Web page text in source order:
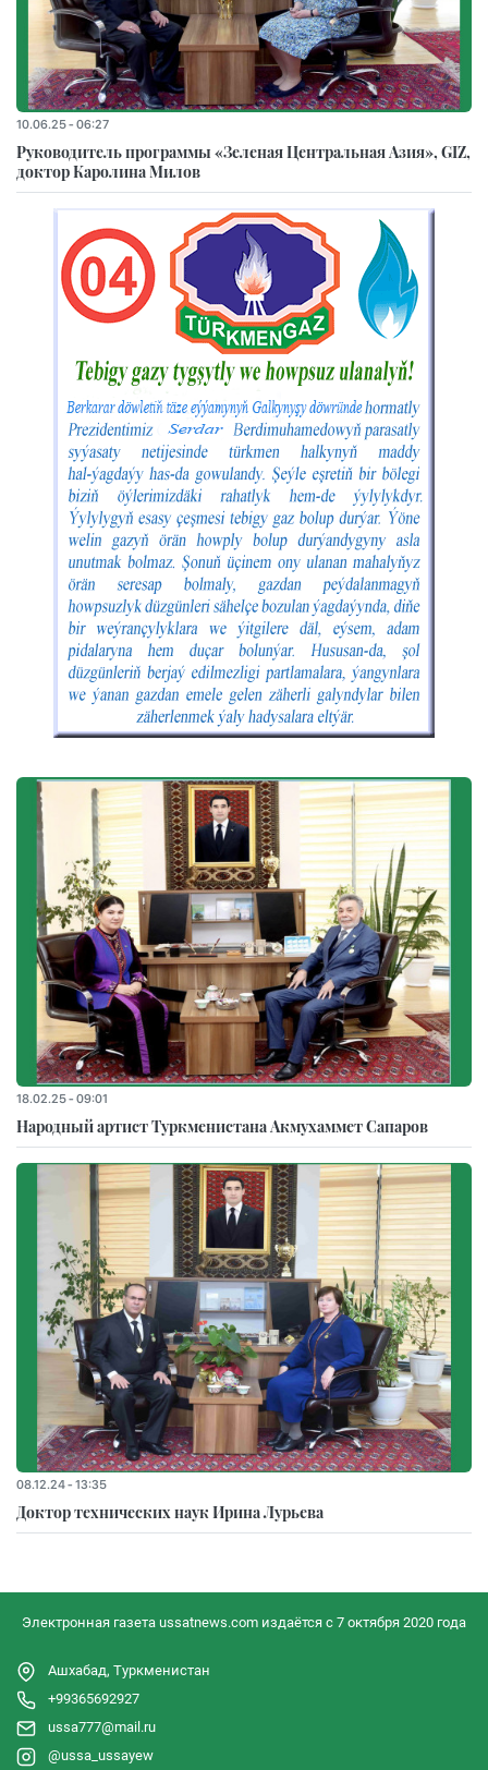
10.06.25 - 06:27
Руководитель программы «Зеленая Центральная Азия», GIZ,
доктор Каролина Милов
18.02.25 - 09:01
Народный артист Туркменистана Акмухаммет Сапаров
08.12.24 - 13:35
Доктор технических наук Ирина Лурьева
Электронная газета ussatnews.com издаётся с 7 октября 2020 года
Ашхабад, Туркменистан
+99365692927
ussa777@mail.ru
@ussa_ussayew